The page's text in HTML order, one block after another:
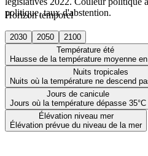
Horizon temporel
2030 2050
2100
Température été
Hausse de la température moyenne
Nuits tropicales
Nuits où la température ne descend
Jours de canicule
Jours où la température dépasse 35°C
Élévation niveau mer
Élévation prévue du niveau de la mer
politique, taux d'abstention.